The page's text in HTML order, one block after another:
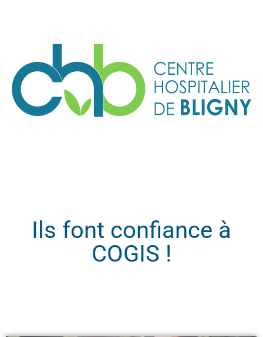
Ils font confiance à
COGIS !